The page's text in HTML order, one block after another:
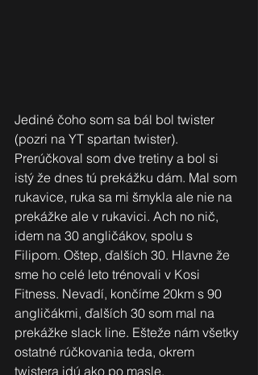
Jediné čoho som sa bál bol twister
(pozri na YT spartan twister).
Prerúčkoval som dve tretiny a bol si
istý že dnes tú prekážku dám. Mal som
rukavice, ruka sa mi šmykla ale nie na
prekážke ale v rukavici. Ach no nič,
idem na 30 angličákov, spolu s
Filipom. Oštep, ďalších 30. Hlavne že
sme ho celé leto trénovali v Kosi
Fitness. Nevadí, končíme 20km s 90
angličákmi, ďalších 30 som mal na
prekážke slack line. Ešteže nám všetky
ostatné rúčkovania teda, okrem
twistera idú ako po masle.